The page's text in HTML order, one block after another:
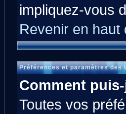
impliquez-vous
Revenir en haut
Préférences et paramètres des
Comment
Toutes vos